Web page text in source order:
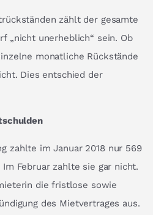
zählt der gesamte
„nicht unerheblich“ sein. Ob
monatliche Rückstände
Dies entschied der
zahlte im Januar 2018 nur 569
Februar zahlte sie gar nicht.
die fristlose sowie
des Mietvertrages aus.